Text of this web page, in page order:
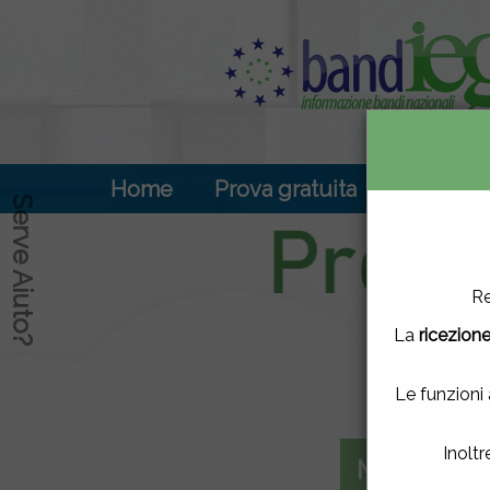
Questo
La
Le funzioni
Mercato
Home Prova gratuita
Serve Aiuto?